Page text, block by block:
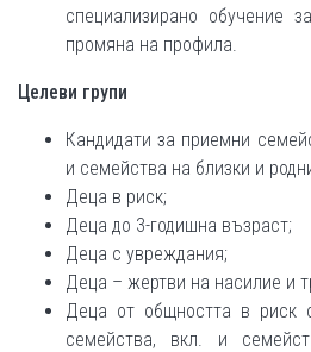
специализирано обучение
промяна на профила.
Целеви групи
Кандидати за приемни
и семейства на близки и
Деца в риск;
Деца до 3-годишна възраст;
Деца с увреждания;
Деца – жертви на насилие и
Деца от общността в риск
семейства, вкл. и